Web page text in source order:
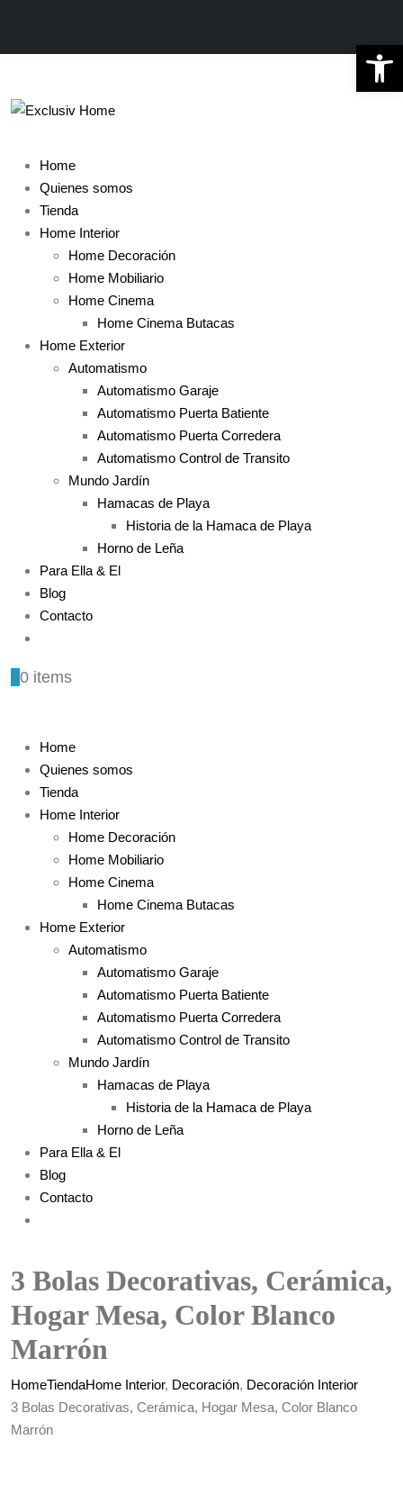
Home
Quienes somos
Tienda
Home Interior
Home Decoración
Home Mobiliario
Home Cinema
Home Cinema Butacas
Home Exterior
Automatismo
Automatismo Garaje
Automatismo Puerta Batiente
Automatismo Puerta Corredera
Automatismo Control de Transito
Mundo Jardín
Hamacas de Playa
Historia de la Hamaca de Playa
Horno de Leña
Para Ella & El
Blog
Contacto
00 items
Home
Quienes somos
Tienda
Home Interior
Home Decoración
Home Mobiliario
Home Cinema
Home Cinema Butacas
Home Exterior
Automatismo
Automatismo Garaje
Automatismo Puerta Batiente
Automatismo Puerta Corredera
Automatismo Control de Transito
Mundo Jardín
Hamacas de Playa
Historia de la Hamaca de Playa
Horno de Leña
Para Ella & El
Blog
Contacto
3 Bolas Decorativas, Cerámica,
Hogar Mesa, Color Blanco
Marrón
HomeTiendaHome Interior, Decoración, Decoración Interior
3 Bolas Decorativas, Cerámica, Hogar Mesa, Color Blanco
Marrón
Abrir